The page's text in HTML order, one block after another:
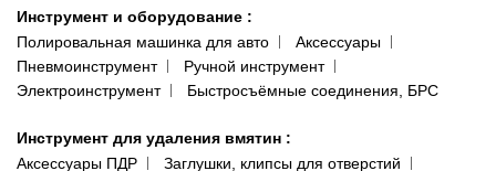
Инструмент и оборудование :
Полировальная машинка для авто
Аксессуары
Пневмоинструмент
Ручной инструмент
Электроинструмент
Быстросъёмные соединения, БРС
Инструмент для удаления вмятин :
Аксессуары ПДР
Заглушки, клипсы для отверстий